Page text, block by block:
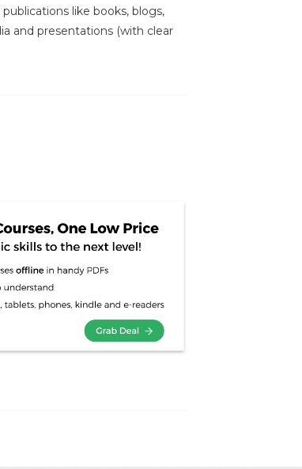
like books, blogs,
and presentations (with clear